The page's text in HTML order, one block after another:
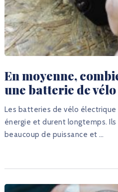
En moyenne,
une batterie de
Les batteries de vélo
énergie et durent longtemps.
beaucoup de puissance et …